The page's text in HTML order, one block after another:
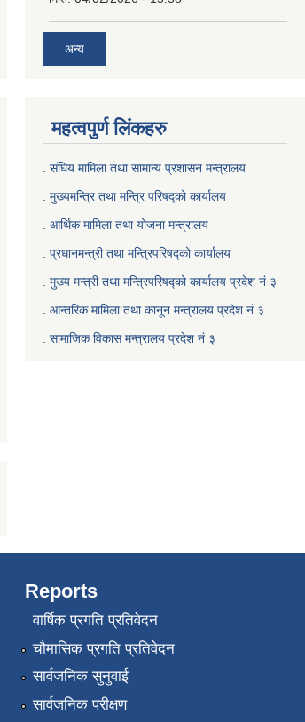
अन्य
महत्वपुर्ण लिंकहरु
. संघिय मामिला तथा सामान्य प्रशासन मन्त्रालय
. मुख्यमन्त्रि तथा मन्त्रि परिषद्को कार्यालय
. आर्थिक मामिला तथा योजना मन्त्रालय
. प्रधानमन्त्री तथा मन्त्रिपरिषद्को कार्यालय
मुख्य मन्त्री तथा मन्त्रिपरिषद्को कार्यालय प्रदेश नं ३
आन्तरिक मामिला तथा कानून मन्त्रालय प्रदेश नं ३
सामाजिक विकास मन्त्रालय प्रदेश नं ३
Reports
वार्षिक प्रगति प्रतिवेदन
चौमासिक प्रगति प्रतिवेदन
सार्वजनिक सुनुवाई
सार्वजनिक परीक्षण